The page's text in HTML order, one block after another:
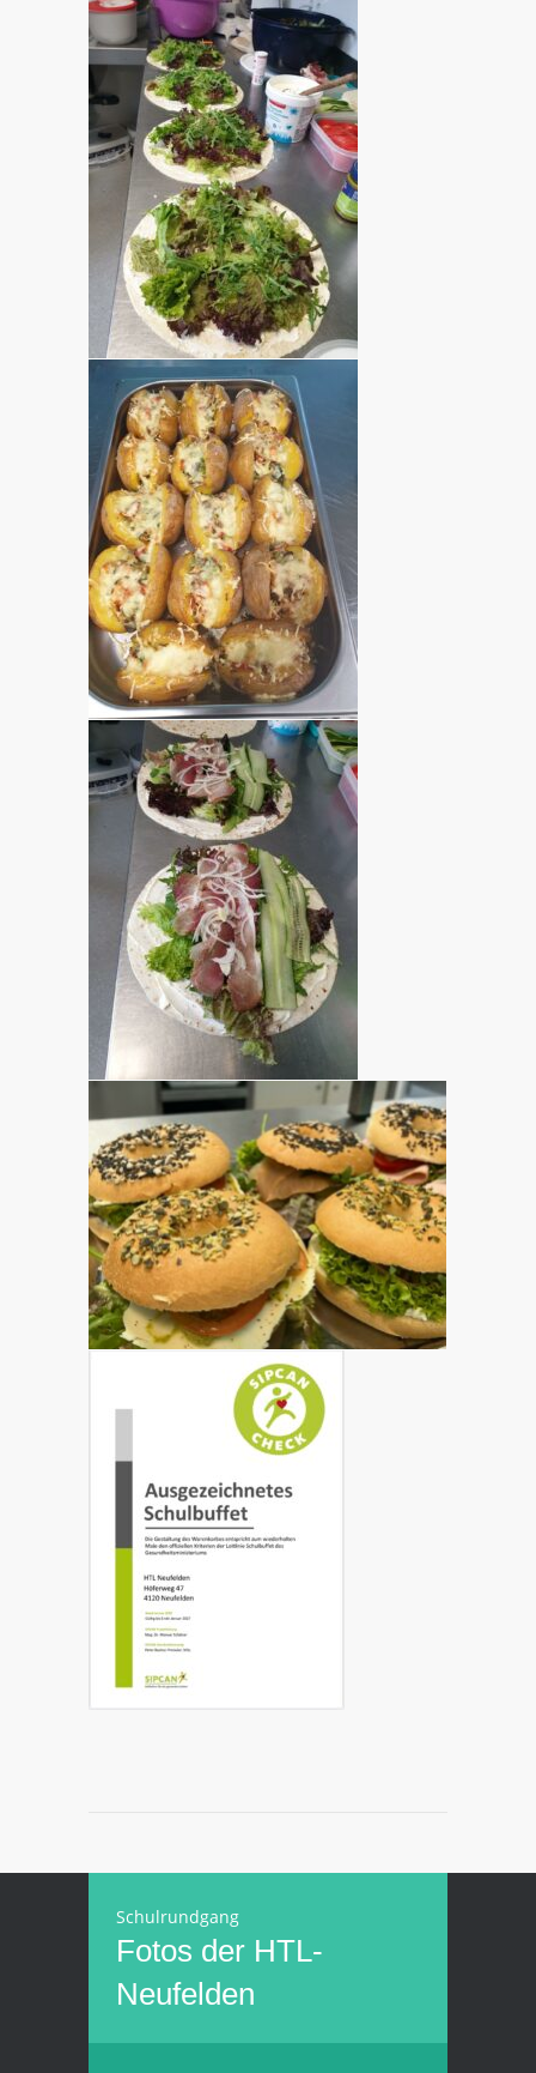
Schulrundgang
Fotos der HTL-
Neufelden